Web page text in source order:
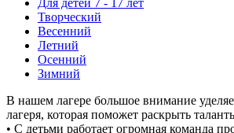
Творческий
Весенний
Летний
Осенний
Зимний
В нашем лагере большое внимание
лагеря, которая поможет раскрыть
• С детьми работает огромная команда